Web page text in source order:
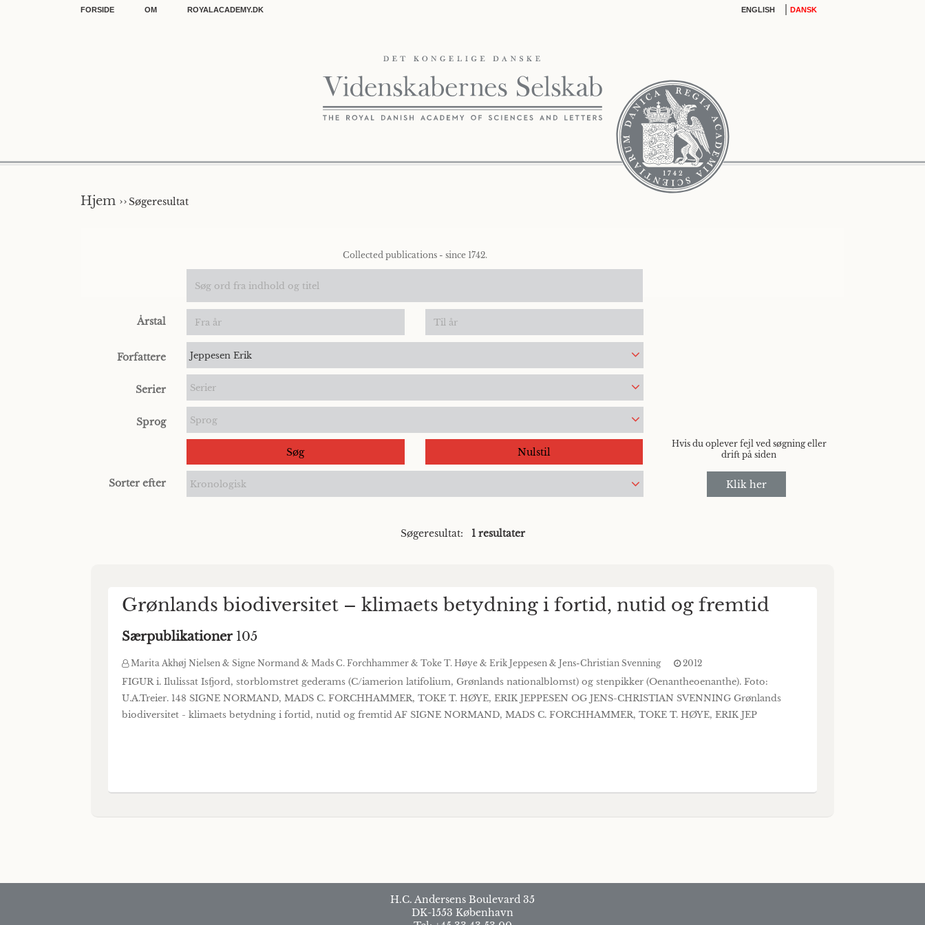
FORSIDE OM ROYALACADEMY.DK ENGLISH DANSK
Hjem ››Søgeresultat
Collected publications - since 1742.
Årstal
Forfattere Jeppesen Erik
Serier Serier
Sprog Sprog
Søg Nulstil
Sorter efter Kronologisk
Hvis du oplever fejl ved søgning eller
drift på siden
Klik her
Søgeresultat: 1 resultater
Grønlands biodiversitet – klimaets betydning i fortid, nutid og fremtid
Særpublikationer 105
Marita Akhøj Nielsen & Signe Normand & Mads C. Forchhammer & Toke T. Høye & Erik Jeppesen & Jens-Christian Svenning 2012
FIGUR i. Ilulissat Isfjord, storblomstret gederams (C/iamerion latifolium, Grønlands nationalblomst) og stenpikker (Oenantheoenanthe). Foto:
U.A.Treier. 148 SIGNE NORMAND, MADS C. FORCHHAMMER, TOKE T. HØYE, ERIK JEPPESEN OG JENS-CHRISTIAN SVENNING Grønlands
biodiversitet - klimaets betydning i fortid, nutid og fremtid AF SIGNE NORMAND, MADS C. FORCHHAMMER, TOKE T. HØYE, ERIK JEP
H.C. Andersens Boulevard 35
DK-1553 København